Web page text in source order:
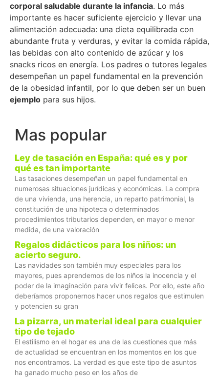
corporal saludable durante la infancia. Lo más
importante es hacer suficiente ejercicio y llevar una
alimentación adecuada: una dieta equilibrada con
abundante fruta y verduras, y evitar la comida rápida,
las bebidas con alto contenido de azúcar y los
snacks ricos en energía. Los padres o tutores legales
desempeñan un papel fundamental en la prevención
de la obesidad infantil, por lo que deben ser un buen
ejemplo para sus hijos.
Mas popular
Ley de tasación en España: qué es y por
qué es tan importante
Las tasaciones desempeñan un papel fundamental en
numerosas situaciones jurídicas y económicas. La compra
de una vivienda, una herencia, un reparto patrimonial, la
constitución de una hipoteca o determinados
procedimientos tributarios dependen, en mayor o menor
medida, de una valoración
Regalos didácticos para los niños: un
acierto seguro.
Las navidades son también muy especiales para los
mayores, pues aprendemos de los niños la inocencia y el
poder de la imaginación para vivir felices. Por ello, este año
deberíamos proponernos hacer unos regalos que estimulen
y potencien su gran
La pizarra, un material ideal para cualquier
tipo de tejado
El estilismo en el hogar es una de las cuestiones que más
de actualidad se encuentran en los momentos en los que
nos encontramos. La verdad es que este tipo de asuntos
ha ganado mucho peso en los años de